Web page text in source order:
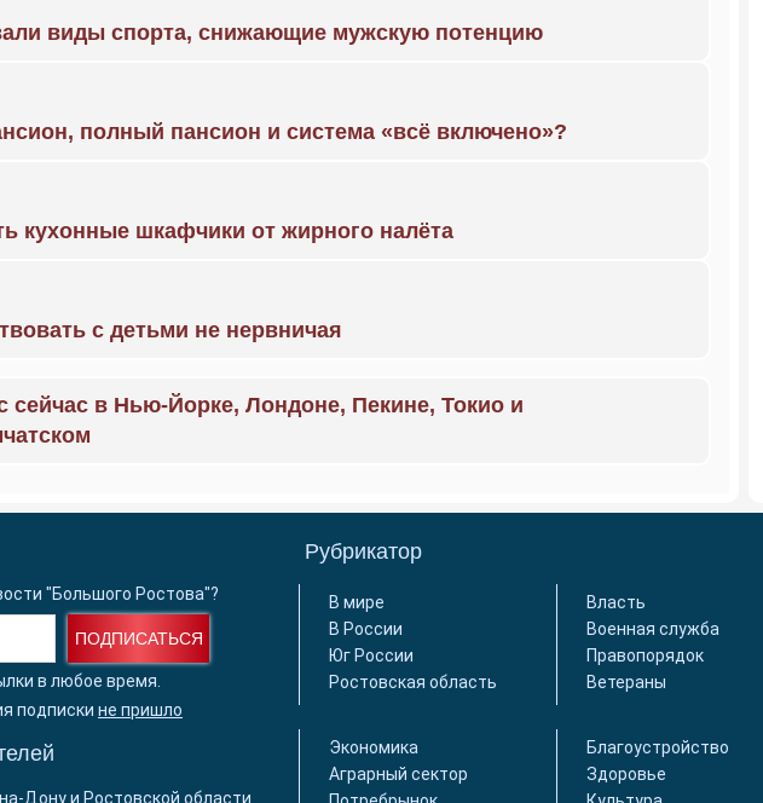
виды спорта, снижающие мужскую потенцию
полный пансион и система «всё включено»?
кухонные шкафчики от жирного налёта
с детьми не нервничая
сейчас в Нью-Йорке, Лондоне, Пекине, Токио и
"Большого Ростова"?
ПОДПИСАТЬСЯ
в любое время.
подписки не пришло
Дону и Ростовской области
Рубрикатор
В мире
В России
Юг России
Ростовская область
Власть
Военная служба
Правопорядок
Ветераны
Экономика
Аграрный сектор
Благоустройство
Здоровье